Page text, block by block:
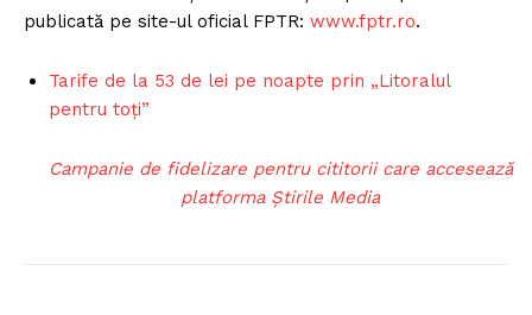
publicată pe site-ul oficial FPTR: www.fptr.ro.
Tarife de la 53 de lei pe noapte prin „Litoralul
pentru toți”
Campanie de fidelizare pentru cititorii care accesează
platforma Știrile Media